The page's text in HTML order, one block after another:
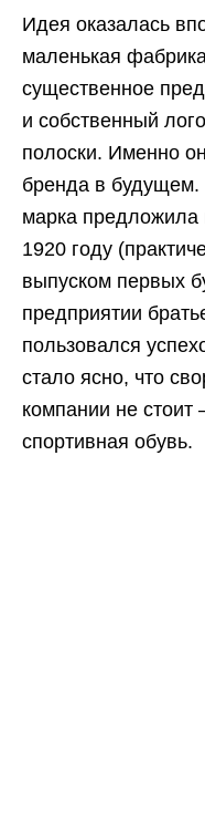
Идея оказалась
маленькая
существенное
и собственный
полоски. Именно
бренда в
марка предложила
1920 году
выпуском первых
предприятии
пользовался
стало ясно, что
компании не стоит
спортивная обувь.